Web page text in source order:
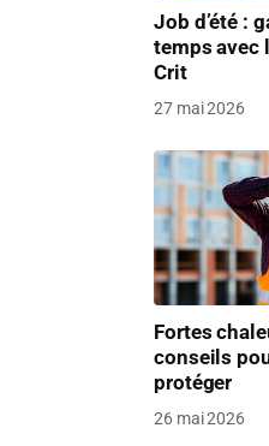
Job d’été :
temps avec
Crit
27 mai 2026
Fortes
conseils
protéger
26 mai 2026